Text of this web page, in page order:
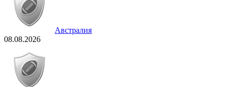
Австралия
08.08.2026